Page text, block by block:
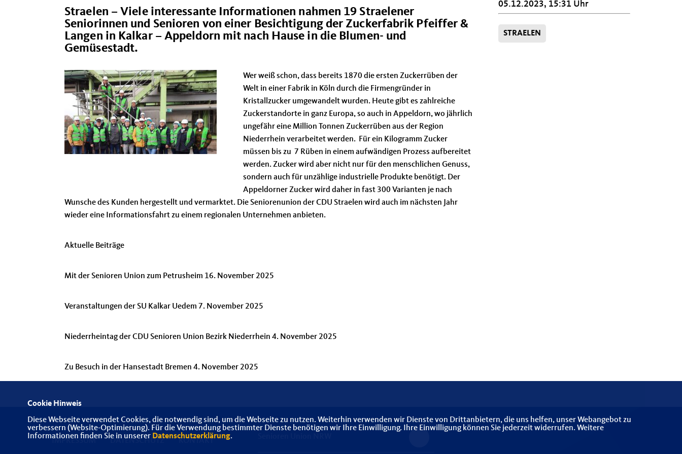
Straelen – Viele interessante Informationen nahmen 19 Straelener
Seniorinnen und Senioren von einer Besichtigung der Zuckerfabrik Pfeiffer &
Langen in Kalkar – Appeldorn mit nach Hause in die Blumen- und
Gemüsestadt.
Wer weiß schon, dass bereits 1870 die ersten Zuckerrüben der
Welt in einer Fabrik in Köln durch die Firmengründer in
Kristallzucker umgewandelt wurden. Heute gibt es zahlreiche
Zuckerstandorte in ganz Europa, so auch in Appeldorn, wo jährlich
ungefähr eine Million Tonnen Zuckerrüben aus der Region
Niederrhein verarbeitet werden. Für ein Kilogramm Zucker
müssen bis zu 7 Rüben in einem aufwändigen Prozess aufbereitet
werden. Zucker wird aber nicht nur für den menschlichen Genuss,
sondern auch für unzählige industrielle Produkte benötigt. Der
Appeldorner Zucker wird daher in fast 300 Varianten je nach
Wunsche des Kunden hergestellt und vermarktet. Die Seniorenunion der CDU Straelen wird auch im nächsten Jahr
wieder eine Informationsfahrt zu einem regionalen Unternehmen anbieten.
Aktuelle Beiträge
Mit der Senioren Union zum Petrusheim 16. November 2025
Veranstaltungen der SU Kalkar Uedem 7. November 2025
Niederrheintag der CDU Senioren Union Bezirk Niederrhein 4. November 2025
Zu Besuch in der Hansestadt Bremen 4. November 2025
05.12.2023, 15:31 Uhr
STRAELEN
IMPRESSUM DATENSCHUTZ KONTAKT
Cookie Hinweis
Diese Webseite verwendet Cookies, die notwendig sind, um die Webseite zu nutzen. Weiterhin verwenden wir Dienste von Drittanbietern, die uns helfen, unser Webangebot zu
verbessern (Website-Optimierung). Für die Verwendung bestimmter Dienste benötigen wir Ihre Einwilligung. Ihre Einwilligung können Sie jederzeit widerrufen. Weitere
Informationen finden Sie in unserer Datenschutzerklärung.